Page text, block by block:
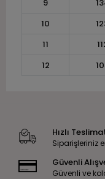
9
10
11
12
Hızlı
Siparişleriniz
Güvenli
Güvenli ve